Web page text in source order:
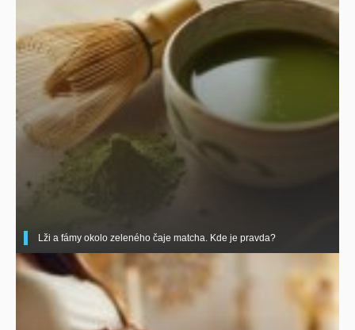
Lži a fámy okolo zeleného čaje matcha. Kde je pravda?